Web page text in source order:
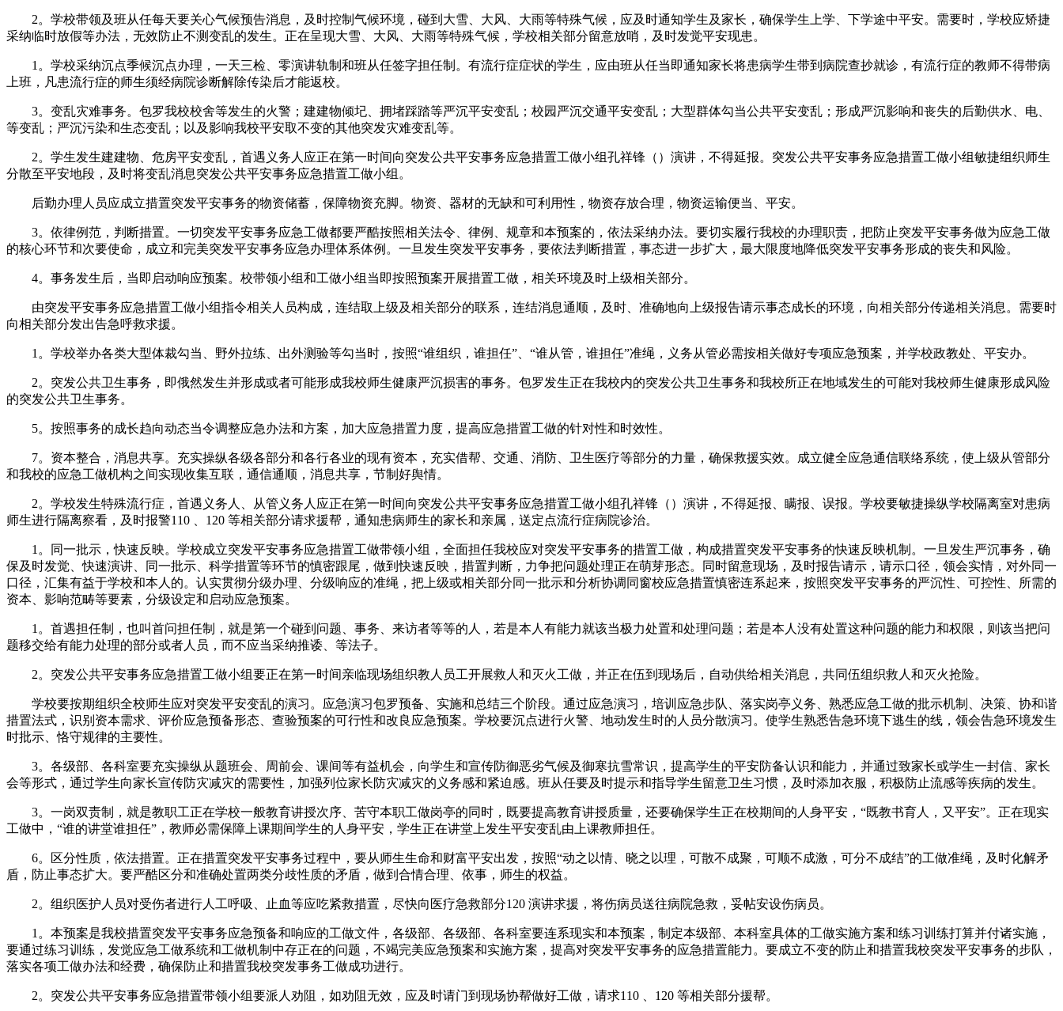
2。学校带领及班从任每天要关心气候预告消息，及时控制气候环境，碰到大雪、大风、大雨等特殊气候，应及时通知学生及家长，确保学生上学、下学途中平安。需要时，学校应矫捷
采纳临时放假等办法，无效防止不测变乱的发生。正在呈现大雪、大风、大雨等特殊气候，学校相关部分留意放哨，及时发觉平安现患。
1。学校采纳沉点季候沉点办理，一天三检、零演讲轨制和班从任签字担任制。有流行症症状的学生，应由班从任当即通知家长将患病学生带到病院查抄就诊，有流行症的教师不得带病
上班，凡患流行症的师生须经病院诊断解除传染后才能返校。
3。变乱灾难事务。包罗我校校舍等发生的火警；建建物倾圮、拥堵踩踏等严沉平安变乱；校园严沉交通平安变乱；大型群体勾当公共平安变乱；形成严沉影响和丧失的后勤供水、电、
等变乱；严沉污染和生态变乱；以及影响我校平安取不变的其他突发灾难变乱等。
2。学生发生建建物、危房平安变乱，首遇义务人应正在第一时间向突发公共平安事务应急措置工做小组孔祥锋（）演讲，不得延报。突发公共平安事务应急措置工做小组敏捷组织师生
分散至平安地段，及时将变乱消息突发公共平安事务应急措置工做小组。
后勤办理人员应成立措置突发平安事务的物资储蓄，保障物资充脚。物资、器材的无缺和可利用性，物资存放合理，物资运输便当、平安。
3。依律例范，判断措置。一切突发平安事务应急工做都要严酷按照相关法令、律例、规章和本预案的，依法采纳办法。要切实履行我校的办理职责，把防止突发平安事务做为应急工做
的核心环节和次要使命，成立和完美突发平安事务应急办理体系体例。一旦发生突发平安事务，要依法判断措置，事态进一步扩大，最大限度地降低突发平安事务形成的丧失和风险。
4。事务发生后，当即启动响应预案。校带领小组和工做小组当即按照预案开展措置工做，相关环境及时上级相关部分。
由突发平安事务应急措置工做小组指令相关人员构成，连结取上级及相关部分的联系，连结消息通顺，及时、准确地向上级报告请示事态成长的环境，向相关部分传递相关消息。需要时
向相关部分发出告急呼救求援。
1。学校举办各类大型体裁勾当、野外拉练、出外测验等勾当时，按照“谁组织，谁担任”、“谁从管，谁担任”准绳，义务从管必需按相关做好专项应急预案，并学校政教处、平安办。
2。突发公共卫生事务，即俄然发生并形成或者可能形成我校师生健康严沉损害的事务。包罗发生正在我校内的突发公共卫生事务和我校所正在地域发生的可能对我校师生健康形成风险
的突发公共卫生事务。
5。按照事务的成长趋向动态当令调整应急办法和方案，加大应急措置力度，提高应急措置工做的针对性和时效性。
7。资本整合，消息共享。充实操纵各级各部分和各行各业的现有资本，充实借帮、交通、消防、卫生医疗等部分的力量，确保救援实效。成立健全应急通信联络系统，使上级从管部分
和我校的应急工做机构之间实现收集互联，通信通顺，消息共享，节制好舆情。
2。学校发生特殊流行症，首遇义务人、从管义务人应正在第一时间向突发公共平安事务应急措置工做小组孔祥锋（）演讲，不得延报、瞒报、误报。学校要敏捷操纵学校隔离室对患病
师生进行隔离察看，及时报警110 、120 等相关部分请求援帮，通知患病师生的家长和亲属，送定点流行症病院诊治。
1。同一批示，快速反映。学校成立突发平安事务应急措置工做带领小组，全面担任我校应对突发平安事务的措置工做，构成措置突发平安事务的快速反映机制。一旦发生严沉事务，确
保及时发觉、快速演讲、同一批示、科学措置等环节的慎密跟尾，做到快速反映，措置判断，力争把问题处理正在萌芽形态。同时留意现场，及时报告请示，请示口径，领会实情，对外同一
口径，汇集有益于学校和本人的。认实贯彻分级办理、分级响应的准绳，把上级或相关部分同一批示和分析协调同窗校应急措置慎密连系起来，按照突发平安事务的严沉性、可控性、所需的
资本、影响范畴等要素，分级设定和启动应急预案。
1。首遇担任制，也叫首问担任制，就是第一个碰到问题、事务、来访者等等的人，若是本人有能力就该当极力处置和处理问题；若是本人没有处置这种问题的能力和权限，则该当把问
题移交给有能力处理的部分或者人员，而不应当采纳推诿、等法子。
2。突发公共平安事务应急措置工做小组要正在第一时间亲临现场组织教人员工开展救人和灭火工做，并正在伍到现场后，自动供给相关消息，共同伍组织救人和灭火抢险。
学校要按期组织全校师生应对突发平安变乱的演习。应急演习包罗预备、实施和总结三个阶段。通过应急演习，培训应急步队、落实岗亭义务、熟悉应急工做的批示机制、决策、协和谐
措置法式，识别资本需求、评价应急预备形态、查验预案的可行性和改良应急预案。学校要沉点进行火警、地动发生时的人员分散演习。使学生熟悉告急环境下逃生的线，领会告急环境发生
时批示、恪守规律的主要性。
3。各级部、各科室要充实操纵从题班会、周前会、课间等有益机会，向学生和宣传防御恶劣气候及御寒抗雪常识，提高学生的平安防备认识和能力，并通过致家长或学生一封信、家长
会等形式，通过学生向家长宣传防灾减灾的需要性，加强列位家长防灾减灾的义务感和紧迫感。班从任要及时提示和指导学生留意卫生习惯，及时添加衣服，积极防止流感等疾病的发生。
3。一岗双责制，就是教职工正在学校一般教育讲授次序、苦守本职工做岗亭的同时，既要提高教育讲授质量，还要确保学生正在校期间的人身平安，“既教书育人，又平安”。正在现实
工做中，“谁的讲堂谁担任”，教师必需保障上课期间学生的人身平安，学生正在讲堂上发生平安变乱由上课教师担任。
6。区分性质，依法措置。正在措置突发平安事务过程中，要从师生生命和财富平安出发，按照“动之以情、晓之以理，可散不成聚，可顺不成激，可分不成结”的工做准绳，及时化解矛
盾，防止事态扩大。要严酷区分和准确处置两类分歧性质的矛盾，做到合情合理、依事，师生的权益。
2。组织医护人员对受伤者进行人工呼吸、止血等应吃紧救措置，尽快向医疗急救部分120 演讲求援，将伤病员送往病院急救，妥帖安设伤病员。
1。本预案是我校措置突发平安事务应急预备和响应的工做文件，各级部、各级部、各科室要连系现实和本预案，制定本级部、本科室具体的工做实施方案和练习训练打算并付诸实施，
要通过练习训练，发觉应急工做系统和工做机制中存正在的问题，不竭完美应急预案和实施方案，提高对突发平安事务的应急措置能力。要成立不变的防止和措置我校突发平安事务的步队，
落实各项工做办法和经费，确保防止和措置我校突发事务工做成功进行。
2。突发公共平安事务应急措置带领小组要派人劝阻，如劝阻无效，应及时请门到现场协帮做好工做，请求110 、120 等相关部分援帮。